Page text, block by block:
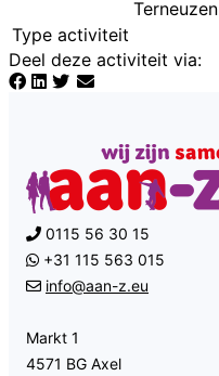
Terneuzen
Type activiteit
Deel deze activiteit via:
0115 56 30 15
+31 115 563 015
info@aan-z.eu
Markt 1
4571 BG Axel